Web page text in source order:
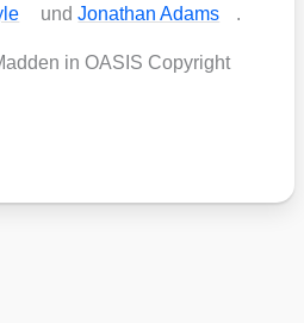
undJona­than Adams .
in OASIS Copy­right